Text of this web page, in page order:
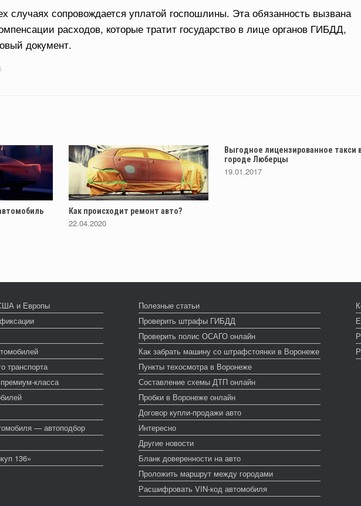
случаях сопровождается уплатой госпошлины. Эта обязанность вызвана
расходов, которые тратит государство в лице органов ГИБДД,
документ.
Как происходит ремонт авто?
22.04.2020
Выгодное лицензированное такси
городе Люберцы
19.01.2017
и Европы
транспорта
класса
— автоподбор
136»
Полезные статьи
Проверить штрафы ГИБДД
Проверить полис ОСАГО онлайн
Как забрать машину со штрафстоянки в Воронеже
Пункты техосмотра в Воронеже
Составление схемы ДТП онлайн
Пробки в Воронеже онлайн
Договор купли-продажи авто
Интересно
Другие новости
Бланк доверенности на авто
Проложить маршрут между городами
Расшифровать VIN-код автомобиля